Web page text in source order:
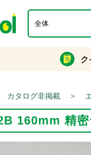
ク
カタログ非掲載 ＞
160mm 精